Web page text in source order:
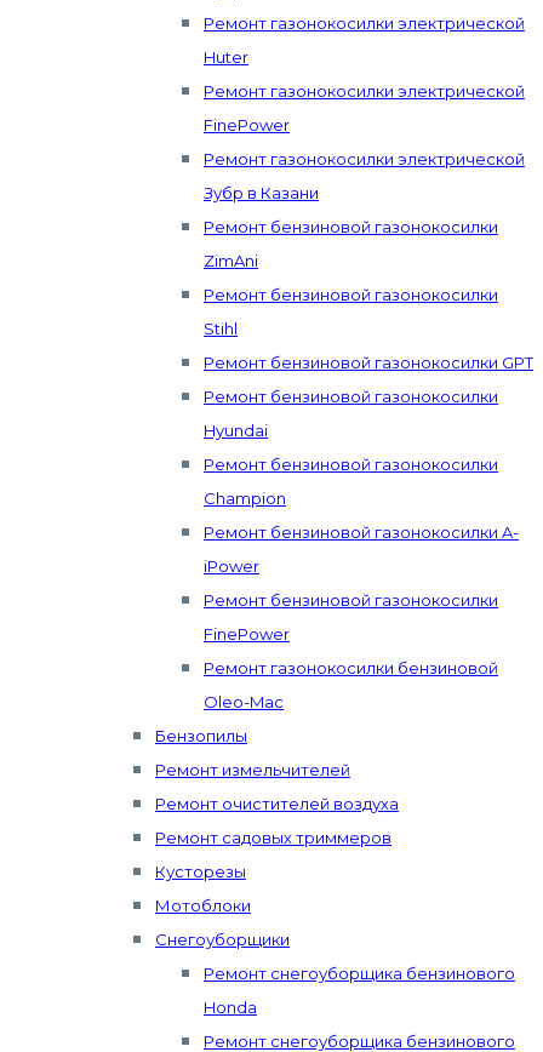
Ремонт газонокосилки электрической
Huter
Ремонт газонокосилки электрической
FinePower
Ремонт газонокосилки электрической
Зубр в Казани
Ремонт бензиновой газонокосилки
ZimAni
Ремонт бензиновой газонокосилки
Stihl
Ремонт бензиновой газонокосилки GPT
Ремонт бензиновой газонокосилки
Hyundai
Ремонт бензиновой газонокосилки
Champion
Ремонт бензиновой газонокосилки A-
iPower
Ремонт бензиновой газонокосилки
FinePower
Ремонт газонокосилки бензиновой
Oleo-Mac
Бензопилы
Ремонт измельчителей
Ремонт очистителей воздуха
Ремонт садовых триммеров
Кусторезы
Мотоблоки
Снегоуборщики
Ремонт снегоуборщика бензинового
Honda
Ремонт снегоуборщика бензинового